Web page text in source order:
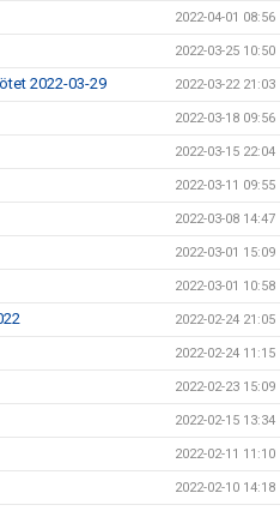
2022-04-01 08:56
2022-03-25 10:50
2022-03-29 2022-03-22 21:03
2022-03-18 09:56
2022-03-15 22:04
2022-03-11 09:55
2022-03-08 14:47
2022-03-01 15:09
2022-03-01 10:58
2022-02-24 21:05
2022-02-24 11:15
2022-02-23 15:09
2022-02-15 13:34
2022-02-11 11:10
2022-02-10 14:18